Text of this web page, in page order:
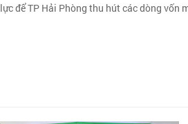
để TP Hải Phòng thu hút các dòng vốn